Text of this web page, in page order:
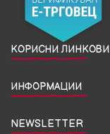
КОРИСНИ ЛИНКОВИ
ИНФОРМАЦИИ
NEWSLETTER